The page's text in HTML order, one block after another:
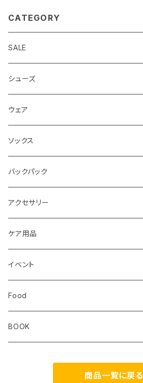
CATEGORY
SALE
シューズ
ロード
メンズ
レディス
トレイル
メンズ
レディス
キッズ
ジム トレーニング
ウェア
Teton Bros.
Static
Milestone
Altra
ibex
ULTIMATE DIRECTION
ソックス
Milestone
Drymax
Hiker Trash
OS1st
extremities
STRIDE
バックパック
Ultimate Direction
Teton Bros.
RawLow Mountain Works
Okara
Rab
アクセサリー
Halo Commodity
Extremities
Km4k
Coros
ケア用品
ROD
Correct Toes
Aggressive Design
イベント
Zero Limits in Niseko
Food
The Small Twist
BOOK
商品一覧に戻る